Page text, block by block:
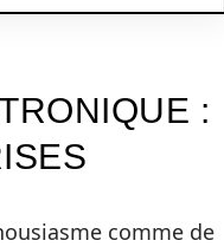
:
comme de